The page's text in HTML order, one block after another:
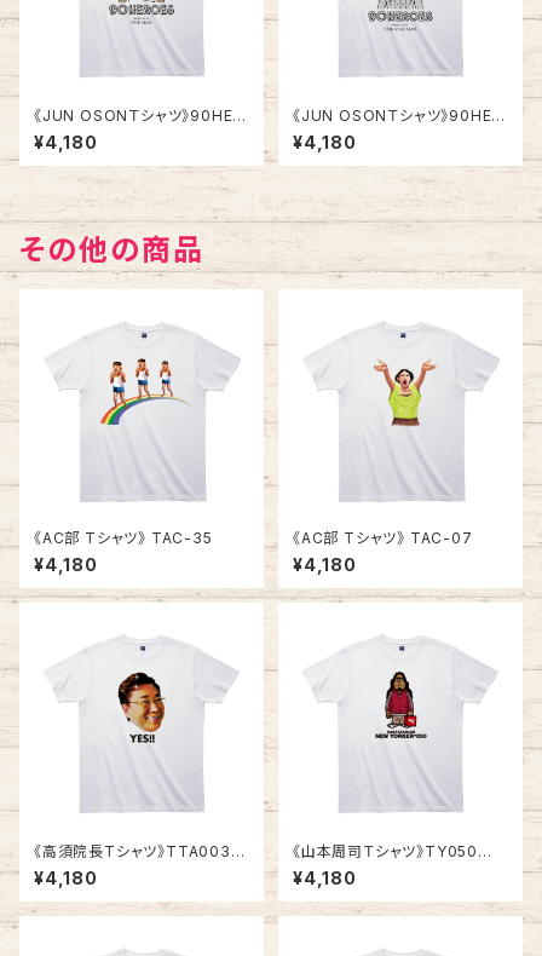
《JUN OSONＴシャツ》90HER
OES TJC005／ 【ザ・マン】
¥4,180
《JUN OSONＴシャツ》90HER
OES TJC006／ 【星マン】
¥4,180
その他の商品
《AC部 Tシャツ》 TAC-35
¥4,180
《AC部 Tシャツ》 TAC-07
¥4,180
《高須院長Tシャツ》TTA003
／ 斜め45°
¥4,180
《山本周司Ｔシャツ》TY050
／ RASTAFARIAN
¥4,180